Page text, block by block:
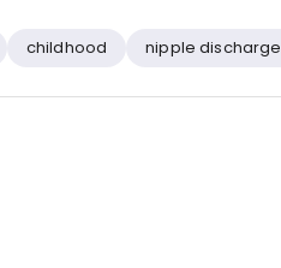
childhood nipple discharge